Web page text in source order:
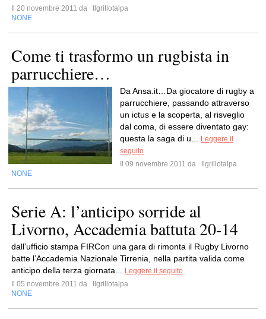
Il 20 novembre 2011 da
Ilgrillotalpa
NONE
Come ti trasformo un rugbista in
parrucchiere…
Da Ansa.it…Da giocatore di rugby a
parrucchiere, passando attraverso
un ictus e la scoperta, al risveglio
dal coma, di essere diventato gay:
questa la saga di u...
Leggere il
seguito
Il 09 novembre 2011 da
Ilgrillotalpa
NONE
Serie A: l’anticipo sorride al
Livorno, Accademia battuta 20-14
dall’ufficio stampa FIRCon una gara di rimonta il Rugby Livorno
batte l’Accademia Nazionale Tirrenia, nella partita valida come
anticipo della terza giornata...
Leggere il seguito
Il 05 novembre 2011 da
Ilgrillotalpa
NONE